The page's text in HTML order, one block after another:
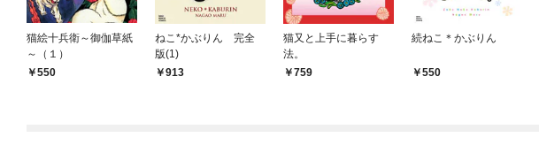
猫絵十兵衛～御伽草紙
～（１）
550
ねこ*かぶりん 完全
版(1)
913
猫又と上手に暮らす
法。
759
続ねこ＊かぶりん
550